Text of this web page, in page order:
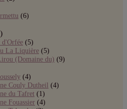
(6)
(5)
La Liquière (5)
(Domaine du) (9)
(4)
Couly Dutheil (4)
du Tafret (1)
Fouassier (4)